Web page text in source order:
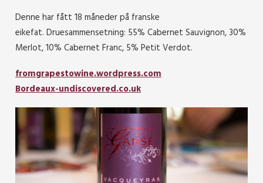
Denne har fått 18 måneder på franske
eikefat. Druesammensetning: 55% Cabernet Sauvignon, 30%
Merlot, 10% Cabernet Franc, 5% Petit Verdot.
fromgrapestowine.wordpress.com
Bordeaux-undiscovered.co.uk